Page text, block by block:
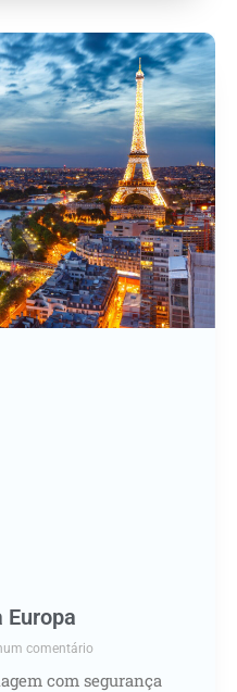
Europa
comentário
com segurança